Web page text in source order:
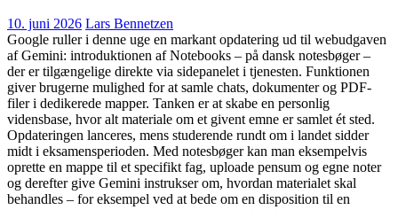
10. juni 2026 Lars Bennetzen
Google ruller i denne uge en markant opdatering ud til webudgaven
af Gemini: introduktionen af Notebooks – på dansk notesbøger –
der er tilgængelige direkte via sidepanelet i tjenesten. Funktionen
giver brugerne mulighed for at samle chats, dokumenter og PDF-
filer i dedikerede mapper. Tanken er at skabe en personlig
vidensbase, hvor alt materiale om et givent emne er samlet ét sted.
Opdateringen lanceres, mens studerende rundt om i landet sidder
midt i eksamensperioden. Med notesbøger kan man eksempelvis
oprette en mappe til et specifikt fag, uploade pensum og egne noter
og derefter give Gemini instrukser om, hvordan materialet skal
behandles – for eksempel ved at bede om en disposition til en